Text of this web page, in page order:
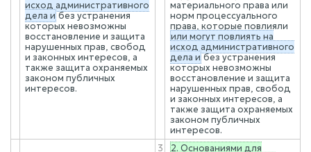
исход административного
дела ибез устранения
которых невозможны
восстановление и защита
нарушенных прав, свобод
и законных интересов, а
также защита охраняемых
законом публичных
интересов.
материального права или
норм процессуального
права, которые повлияли
или могут повлиять на
исход административного
дела ибез устранения
которых невозможны
восстановление и защита
нарушенных прав, свобод
и законных интересов, а
также защита охраняемых
законом публичных
интересов.
3
2. Основаниями для